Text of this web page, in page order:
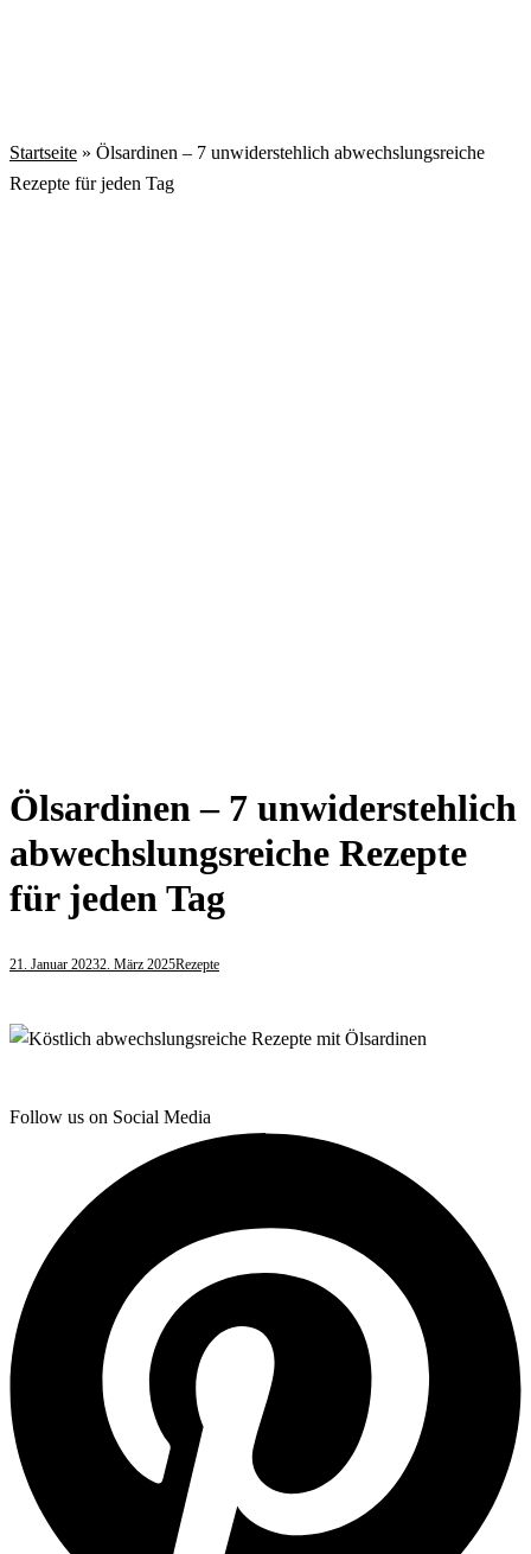
Startseite » Ölsardinen – 7 unwiderstehlich abwechslungsreiche
Rezepte für jeden Tag
Ölsardinen – 7 unwiderstehlich
abwechslungsreiche Rezepte
für jeden Tag
21. Januar 20232. März 2025Rezepte
Follow us on Social Media